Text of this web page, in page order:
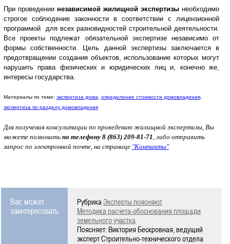
При проведении независимой жилищной экспертизы необходимо
строгое соблюдение законности в соответствии с лицензионной
программой для всех разновидностей строительной деятельности.
Все проекты подлежат обязательной экспертизе независимо от
формы собственности. Цель данной экспертизы заключается в
предотвращении создания объектов, использование которых могут
нарушить права физических и юридических лиц и, конечно же,
интересы государства.
Материалы по теме: экспертиза дома определение стоимости домовладения
экспертиза по разделу домовладения
Для получения консультации по проведению жилищной экспертизы, Вы
можете позвонить по телефону 8 (863) 209-81-71 , либо отправить
запрос по электронной почте, на странице "Контакты"
Вас может
заинтересовать
РубрикаЭксперты поясняют
Методика расчета-обоснования площади
земельного участка
Поясняет: Виктория Бескровная, ведущий
эксперт Строительно-технического отдела